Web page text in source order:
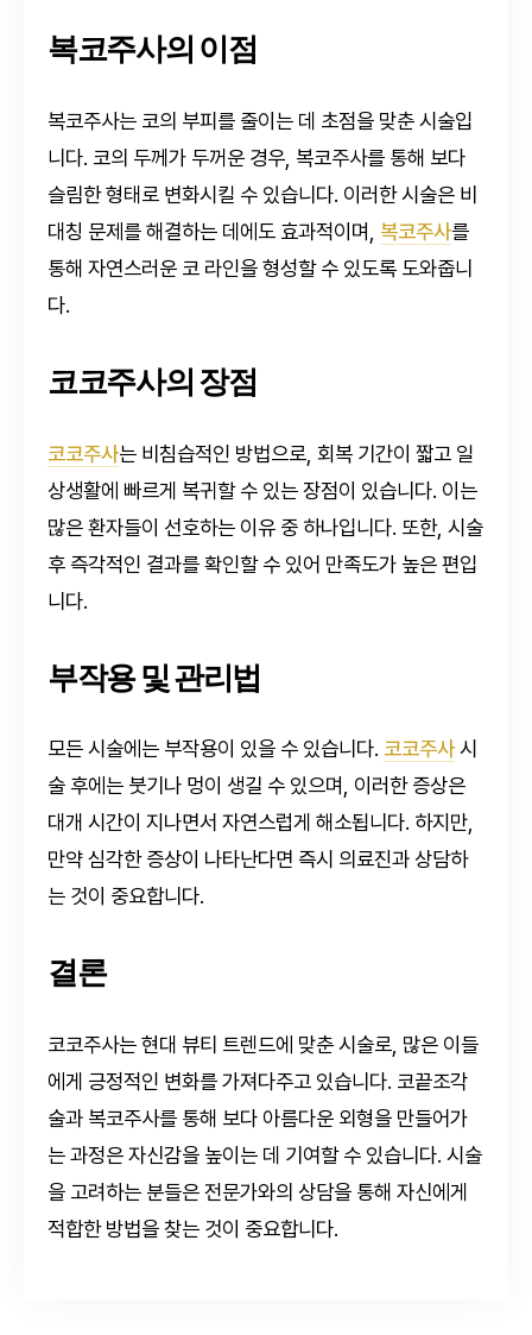
복코주사의 이점
복코주사는 코의 부피를 줄이는 데 초점을 맞춘 시술입
니다. 코의 두께가 두꺼운 경우, 복코주사를 통해 보다
슬림한 형태로 변화시킬 수 있습니다. 이러한 시술은 비
대칭 문제를 해결하는 데에도 효과적이며, 복코주사를
통해 자연스러운 코 라인을 형성할 수 있도록 도와줍니
다.
코코주사의 장점
코코주사는 비침습적인 방법으로, 회복 기간이 짧고 일
상생활에 빠르게 복귀할 수 있는 장점이 있습니다. 이는
많은 환자들이 선호하는 이유 중 하나입니다. 또한, 시술
후 즉각적인 결과를 확인할 수 있어 만족도가 높은 편입
니다.
부작용 및 관리법
모든 시술에는 부작용이 있을 수 있습니다. 코코주사시
술 후에는 붓기나 멍이 생길 수 있으며, 이러한 증상은
대개 시간이 지나면서 자연스럽게 해소됩니다. 하지만,
만약 심각한 증상이 나타난다면 즉시 의료진과 상담하
는 것이 중요합니다.
결론
코코주사는 현대 뷰티 트렌드에 맞춘 시술로, 많은 이들
에게 긍정적인 변화를 가져다주고 있습니다. 코끝조각
술과 복코주사를 통해 보다 아름다운 외형을 만들어가
는 과정은 자신감을 높이는 데 기여할 수 있습니다. 시술
을 고려하는 분들은 전문가와의 상담을 통해 자신에게
적합한 방법을 찾는 것이 중요합니다.